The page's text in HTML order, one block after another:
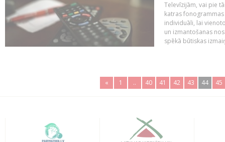
Televīzijām, vai pie
katras
individuāli, lai
un izmantošanas
spēkā būtiskas
« 1 .. 40 41 42 43 44 45